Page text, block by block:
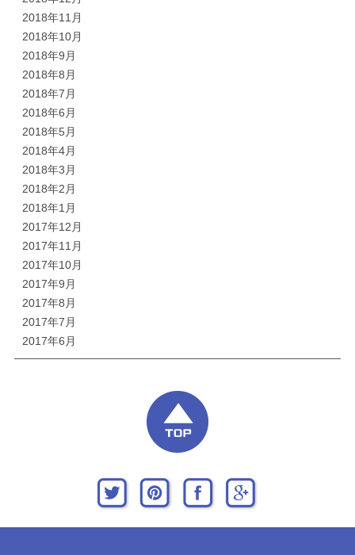
2018年11月
2018年10月
2018年9月
2018年8月
2018年7月
2018年6月
2018年5月
2018年4月
2018年3月
2018年2月
2018年1月
2017年12月
2017年11月
2017年10月
2017年9月
2017年8月
2017年7月
2017年6月